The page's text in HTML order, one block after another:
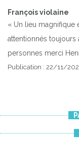
François violaine
« Un lieu magnifique
attentionnés toujours
personnes merci
Publication : 22/11/